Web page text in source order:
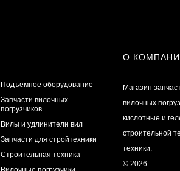
Подъемное оборудование
Запчасти вилочных
погрузчиков
Вилы и удлинители вил
Запчасти для стройтехники
Строительная техника
О
Магазин
вилочных
кислотные и
строительной
техники.
© 2026